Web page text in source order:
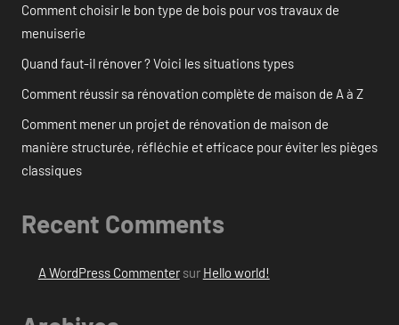
Comment choisir le bon type de bois pour vos travaux de
menuiserie
Quand faut-il rénover ? Voici les situations types
Comment réussir sa rénovation complète de maison de A à Z
Comment mener un projet de rénovation de maison de
manière structurée, réfléchie et efficace pour éviter les pièges
classiques
Recent Comments
A WordPress Commentersur Hello world!